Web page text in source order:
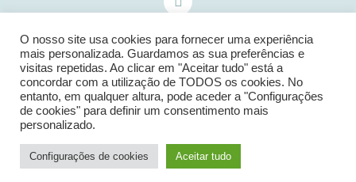
DESIGNED BY:CREATIVE X SPOT – SOLUÇÕES DIGITAIS
O nosso site usa cookies para fornecer uma experiência
mais personalizada. Guardamos as sua preferências e
visitas repetidas. Ao clicar em "Aceitar tudo" está a
concordar com a utilização de TODOS os cookies. No
entanto, em qualquer altura, pode aceder a "Configurações
de cookies" para definir um consentimento mais
personalizado.
Configurações de cookies Aceitar tudo